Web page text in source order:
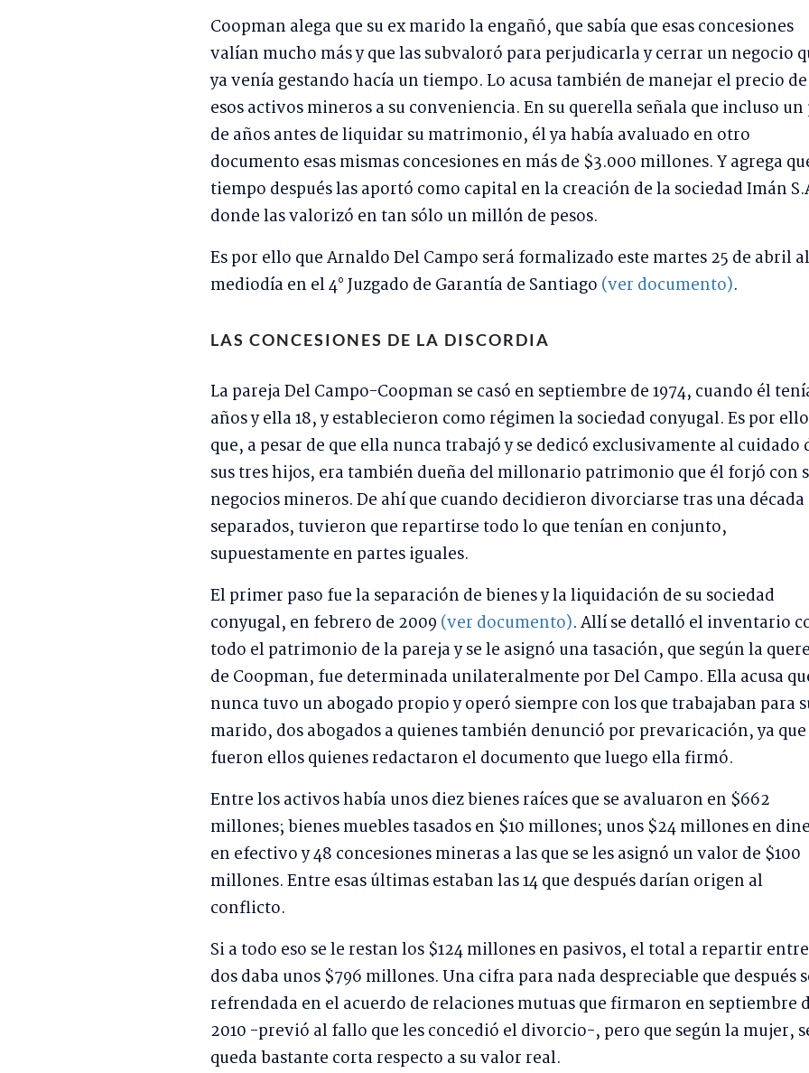
Coopman alega que su ex marido la engañó, que sabía que esas concesiones
valían mucho más y que las subvaloró para perjudicarla y cerrar un negocio
ya venía gestando hacía un tiempo. Lo acusa también de manejar el precio de
esos activos mineros a su conveniencia. En su querella señala que incluso un
de años antes de liquidar su matrimonio, él ya había avaluado en otro
documento esas mismas concesiones en más de $3.000 millones. Y agrega
tiempo después las aportó como capital en la creación de la sociedad Imán
donde las valorizó en tan sólo un millón de pesos.
Es por ello que Arnaldo Del Campo será formalizado este martes 25 de abril al
mediodía en el 4° Juzgado de Garantía de Santiago (ver documento).
LAS CONCESIONES DE LA DISCORDIA
La pareja Del Campo-Coopman se casó en septiembre de 1974, cuando él
años y ella 18, y establecieron como régimen la sociedad conyugal. Es por ello
que, a pesar de que ella nunca trabajó y se dedicó exclusivamente al cuidado
sus tres hijos, era también dueña del millonario patrimonio que él forjó con
negocios mineros. De ahí que cuando decidieron divorciarse tras una década
separados, tuvieron que repartirse todo lo que tenían en conjunto,
supuestamente en partes iguales.
El primer paso fue la separación de bienes y la liquidación de su sociedad
conyugal, en febrero de 2009 (ver documento). Allí se detalló el inventario
todo el patrimonio de la pareja y se le asignó una tasación, que según la
de Coopman, fue determinada unilateralmente por Del Campo. Ella acusa
nunca tuvo un abogado propio y operó siempre con los que trabajaban para
marido, dos abogados a quienes también denunció por prevaricación, ya que
fueron ellos quienes redactaron el documento que luego ella firmó.
Entre los activos había unos diez bienes raíces que se avaluaron en $662
millones; bienes muebles tasados en $10 millones; unos $24 millones en
en efectivo y 48 concesiones mineras a las que se les asignó un valor de $100
millones. Entre esas últimas estaban las 14 que después darían origen al
conflicto.
Si a todo eso se le restan los $124 millones en pasivos, el total a repartir
dos daba unos $796 millones. Una cifra para nada despreciable que después
refrendada en el acuerdo de relaciones mutuas que firmaron en septiembre
2010 -previó al fallo que les concedió el divorcio-, pero que según la mujer,
queda bastante corta respecto a su valor real.